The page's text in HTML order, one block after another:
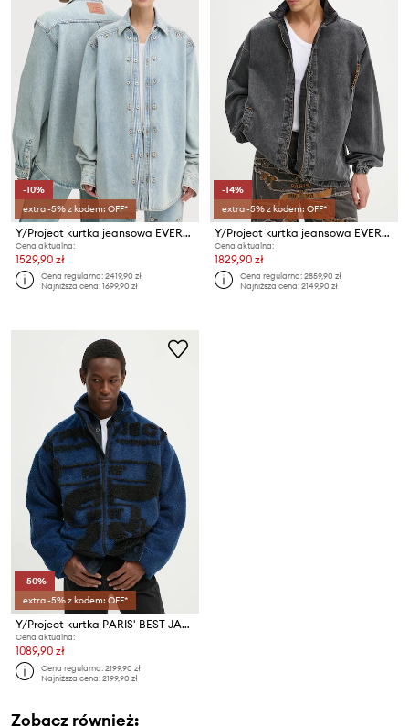
-10%
extra -5% z kodem: OFF*
Y/Project kurtka jeansowa EVERGREEN SNAP OFF DENIM SHIRT
Cena aktualna:
1529,90 zł
Cena regularna:2419,90 zł
Najniższa cena:1699,90 zł
-14%
extra -5% z kodem: OFF*
Y/Project kurtka jeansowa EVERGREEN PINCHED LOGO DENIM WINDBREAKER
Cena aktualna:
1829,90 zł
Cena regularna:2859,90 zł
Najniższa cena:2149,90 zł
-50%
extra -5% z kodem: OFF*
Y/Project kurtka PARIS' BEST JACQUARD FLEECE JACKET
Cena aktualna:
1089,90 zł
Cena regularna:2199,90 zł
Najniższa cena:2199,90 zł
Zobacz również: